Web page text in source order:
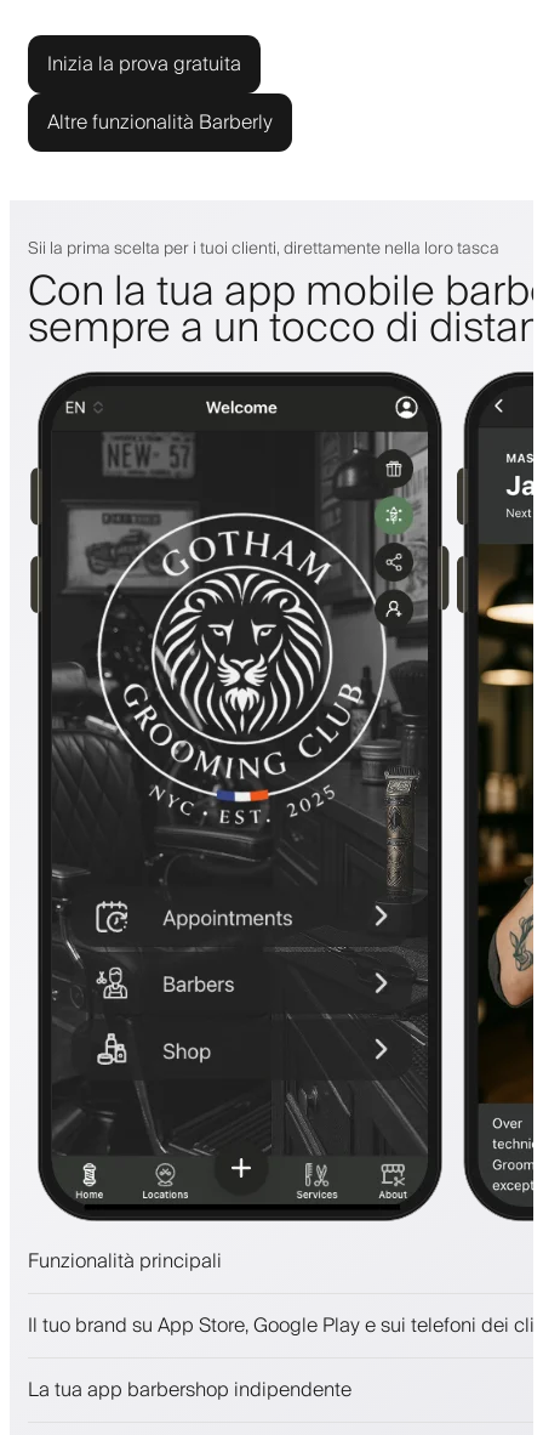
Inizia la prova gratuita
Altre funzionalità Barberly
Sii la prima scelta per i tuoi clienti, direttamente nella loro tasca
Con la tua app mobile
sempre a un tocco di
Funzionalità principali
Pagamenti, deposito cauzionale
Coinvolgi i clienti con un programma fedeltà
Il tuo brand su App Store, Google Play e sui telefoni dei
La tua app barbershop indipendente